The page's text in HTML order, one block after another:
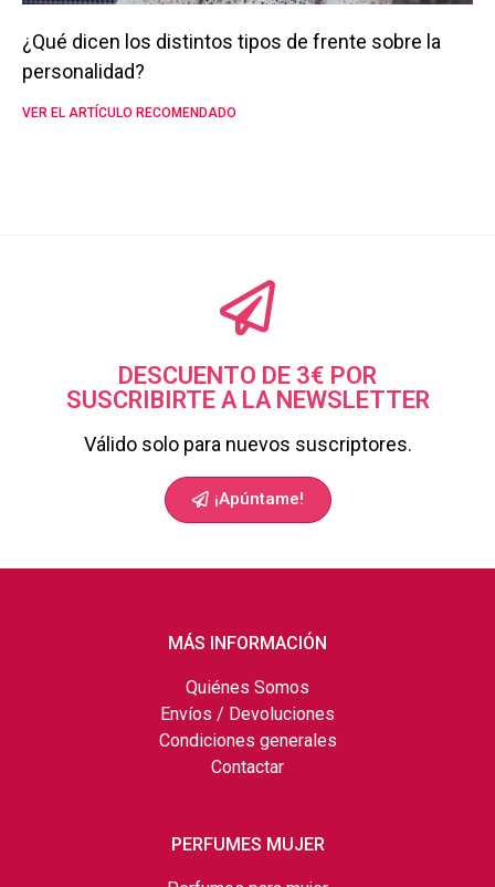
¿Qué dicen los distintos tipos de frente sobre la
personalidad?
VER EL ARTÍCULO RECOMENDADO
DESCUENTO DE 3€ POR
SUSCRIBIRTE A LA NEWSLETTER
Válido solo para nuevos suscriptores.
¡Apúntame!
MÁS INFORMACIÓN
Quiénes Somos
Envíos / Devoluciones
Condiciones generales
Contactar
PERFUMES MUJER